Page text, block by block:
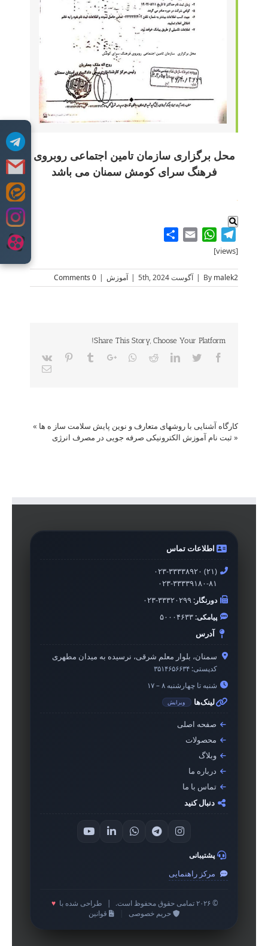
محل برگزاری سازمان تامین اجتماعی روبروی
فرهنگ سرای کومش سمنان می باشد
.
Telegram
WhatsApp
Email
[views]
By malek2
| آگوست 5th, 2024 | آموزش |
0 Comments
Share This Story, Choose Your Platform!
Facebook
Twitter
LinkedIn
Reddit
Whatsapp
Google+
Tumblr
Pinterest
Vk
Email
کارگاه آشنایی با روشهای متعارف و نوین پایش سلامت ساز ه ها »
«ثبت نام آموزش الکترونیکی صرفه جویی در مصرف انرژی
اطلاعات تماس
۰۲۳-۳۳۳۳۸۹۲۰ (۲۱)
۰۲۳-۳۳۳۳۹۱۸۰-۸۱
دورنگار:۰۲۳-۳۳۳۲۰۲۹۹
پیامکی:۵۰۰۰۴۶۳۳
آدرس
سمنان، بلوار معلم شرقی، نرسیده به میدان مطهری
کدپستی: ۳۵۱۴۶۵۶۶۳۴
شنبه تا چهارشنبه ۸ – ۱۷
لینک‌ها ویرایش
صفحه اصلی
محصولات
وبلاگ
درباره ما
تماس با ما
دنبال کنید
پشتیبانی
مرکز راهنمایی
© ۲۰۲۶ تمامی حقوق محفوظ است. طراحی شده با ♥
حریم خصوصی
قوانین